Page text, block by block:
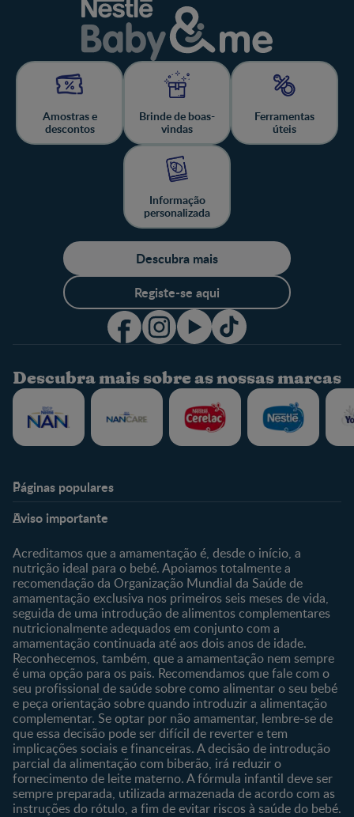
Amostras e
descontos
Brinde de boas-
vindas
Ferramentas
úteis
Informação
personalizada
Descubra mais
Registe-se aqui
Descubra mais sobre as nossas marcas
Páginas populares
Sobre Nós
Sobre o Clube
Clube Bebé Nestlé
Entrar/Registe-se
Comprar
Os nossos produtos
As nossas marcas
Aviso importante
Acreditamos que a amamentação é, desde o início, a
nutrição ideal para o bebé. Apoiamos totalmente a
recomendação da Organização Mundial da Saúde de
amamentação exclusiva nos primeiros seis meses de vida,
seguida de uma introdução de alimentos complementares
nutricionalmente adequados em conjunto com a
amamentação continuada até aos dois anos de idade.
Reconhecemos, também, que a amamentação nem sempre
é uma opção para os pais. Recomendamos que fale com o
seu profissional de saúde sobre como alimentar o seu bebé
e peça orientação sobre quando introduzir a alimentação
complementar. Se optar por não amamentar, lembre-se de
que essa decisão pode ser difícil de reverter e tem
implicações sociais e financeiras. A decisão de introdução
parcial da alimentação com biberão, irá reduzir o
fornecimento de leite materno. A fórmula infantil deve ser
sempre preparada, utilizada armazenada de acordo com as
instruções do rótulo, a fim de evitar riscos à saúde do bebé.